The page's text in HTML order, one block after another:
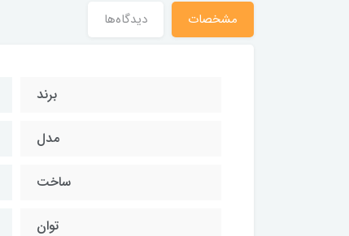
مشخصات دیدگاه‌ها
برند
مدل
ساخت
توان